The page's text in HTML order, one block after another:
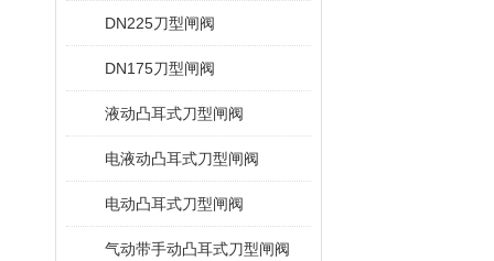
DN225刀型闸阀
DN175刀型闸阀
液动凸耳式刀型闸阀
电液动凸耳式刀型闸阀
电动凸耳式刀型闸阀
气动带手动凸耳式刀型闸阀